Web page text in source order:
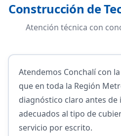
Construcción de
Atención técnica con
Atendemos Conchalí con
que en toda la Región
diagnóstico claro antes de
adecuados al tipo de
servicio por escrito.